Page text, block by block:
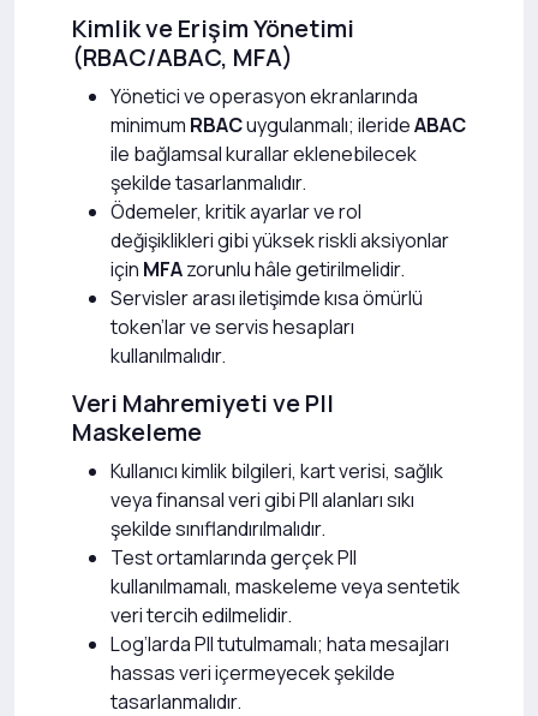
Kimlik ve Erişim Yönetimi
(RBAC/ABAC, MFA)
Yönetici ve operasyon ekranlarında
minimum RBACuygulanmalı; ilerideABAC
ile bağlamsal kurallar eklenebilecek
şekilde tasarlanmalıdır.
Ödemeler, kritik ayarlar ve rol
değişiklikleri gibi yüksek riskli aksiyonlar
için MFAzorunlu hâle getirilmelidir.
Servisler arası iletişimde kısa ömürlü
token’lar ve servis hesapları
kullanılmalıdır.
Veri Mahremiyeti ve PII
Maskeleme
Kullanıcı kimlik bilgileri, kart verisi, sağlık
veya finansal veri gibi PII alanları sıkı
şekilde sınıflandırılmalıdır.
Test ortamlarında gerçek PII
kullanılmamalı, maskeleme veya sentetik
veri tercih edilmelidir.
Log’larda PII tutulmamalı; hata mesajları
hassas veri içermeyecek şekilde
tasarlanmalıdır.